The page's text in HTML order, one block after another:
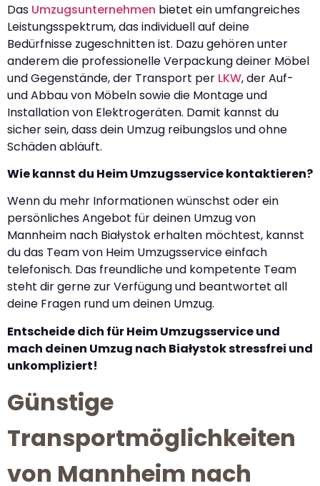
Das Umzugsunternehmen bietet ein umfangreiches
Leistungsspektrum, das individuell auf deine
Bedürfnisse zugeschnitten ist. Dazu gehören unter
anderem die professionelle Verpackung deiner Möbel
und Gegenstände, der Transport per LKW, der Auf-
und Abbau von Möbeln sowie die Montage und
Installation von Elektrogeräten. Damit kannst du
sicher sein, dass dein Umzug reibungslos und ohne
Schäden abläuft.
Wie kannst du Heim Umzugsservice kontaktieren?
Wenn du mehr Informationen wünschst oder ein
persönliches Angebot für deinen Umzug von
Mannheim nach Białystok erhalten möchtest, kannst
du das Team von Heim Umzugsservice einfach
telefonisch. Das freundliche und kompetente Team
steht dir gerne zur Verfügung und beantwortet all
deine Fragen rund um deinen Umzug.
Entscheide dich für Heim Umzugsservice und
mach deinen Umzug nach Białystok stressfrei und
unkompliziert!
Günstige
Transportmöglichkeiten
von Mannheim nach